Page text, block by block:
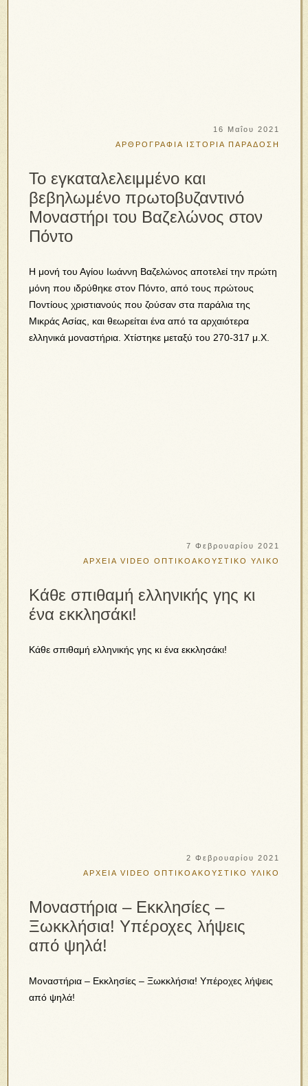
16 Μαΐου 2021
ΑΡΘΡΟΓΡΑΦΙΑ ΙΣΤΟΡΙΑ ΠΑΡΑΔΟΣΗ
Το εγκαταλελειμμένο και
βεβηλωμένο πρωτοβυζαντινό
Μοναστήρι του Βαζελώνος στον
Πόντο
Η μονή του Αγίου Ιωάννη Βαζελώνος αποτελεί την πρώτη
μόνη που ιδρύθηκε στον Πόντο, από τους πρώτους
Ποντίους χριστιανούς που ζούσαν στα παράλια της
Μικράς Ασίας, και θεωρείται ένα από τα αρχαιότερα
ελληνικά μοναστήρια. Χτίστηκε μεταξύ του 270-317 μ.Χ.
7 Φεβρουαρίου 2021
ΑΡΧΕΙΑ VIDEO
ΟΠΤΙΚΟΑΚΟΥΣΤΙΚΟ ΥΛΙΚΟ
Κάθε σπιθαμή ελληνικής γης κι
ένα εκκλησάκι!
Κάθε σπιθαμή ελληνικής γης κι ένα εκκλησάκι!
2 Φεβρουαρίου 2021
ΑΡΧΕΙΑ VIDEO
ΟΠΤΙΚΟΑΚΟΥΣΤΙΚΟ ΥΛΙΚΟ
Μοναστήρια – Εκκλησίες –
Ξωκκλήσια! Υπέροχες λήψεις
από ψηλά!
Μοναστήρια – Εκκλησίες – Ξωκκλήσια! Υπέροχες λήψεις
από ψηλά!